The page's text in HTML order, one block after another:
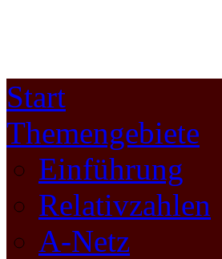
Start
Themengebiete
Einführung
Relativzahlen
A-Netz